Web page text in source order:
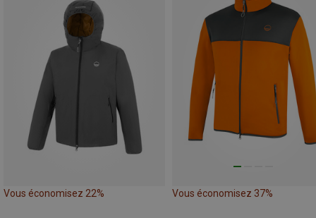
Vous économisez 22% Vous économisez 37%